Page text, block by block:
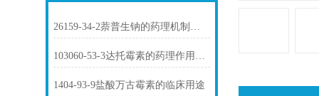
26159-34-2萘普生钠的药理机制与临床应用
103060-53-3达托霉素的药理作用介绍
1404-93-9盐酸万古霉素的临床用途